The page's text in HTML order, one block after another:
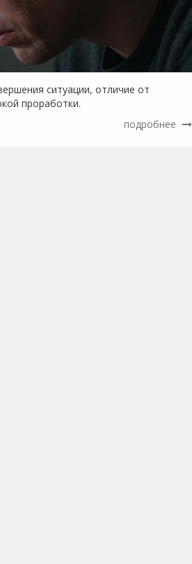
ситуации, отличие от
проработки.
подробнее